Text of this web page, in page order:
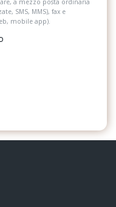
a mezzo posta ordinaria
SMS, MMS), fax e
mobile app).